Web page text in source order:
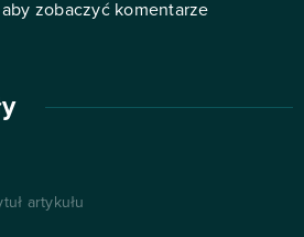
zobaczyć komentarze
artykułu